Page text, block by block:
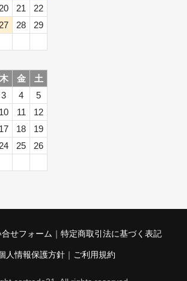
20 21
22
27 28
29
木 金
土
3 4
5
10 11
12
17 18
19
24 25
26
合せフォーム 特定商取引法に基づく表記
人情報保護方針 ご利用規約